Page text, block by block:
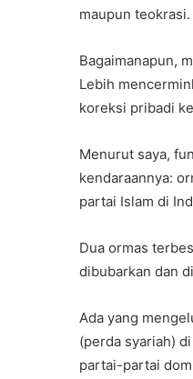
maupun teokrasi.
Bagaimanapun,
Lebih
koreksi pribadi
Menurut saya,
kendaraannya:
partai Islam di
Dua ormas
dibubarkan dan
Ada yang
(perda syariah)
partai-partai